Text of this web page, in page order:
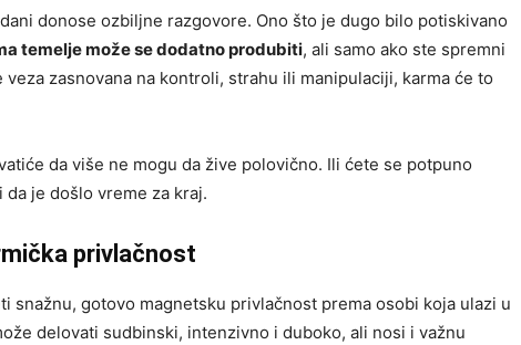
donose ozbiljne razgovore. Ono što je dugo bilo potiskivano
temelje može se dodatno produbiti, ali samo ako ste spremni
zasnovana na kontroli, strahu ili manipulaciji, karma će to
da više ne mogu da žive polovično. Ili ćete se potpuno
je došlo vreme za kraj.
privlačnost
snažnu, gotovo magnetsku privlačnost prema osobi koja ulazi u
delovati sudbinski, intenzivno i duboko, ali nosi i važnu